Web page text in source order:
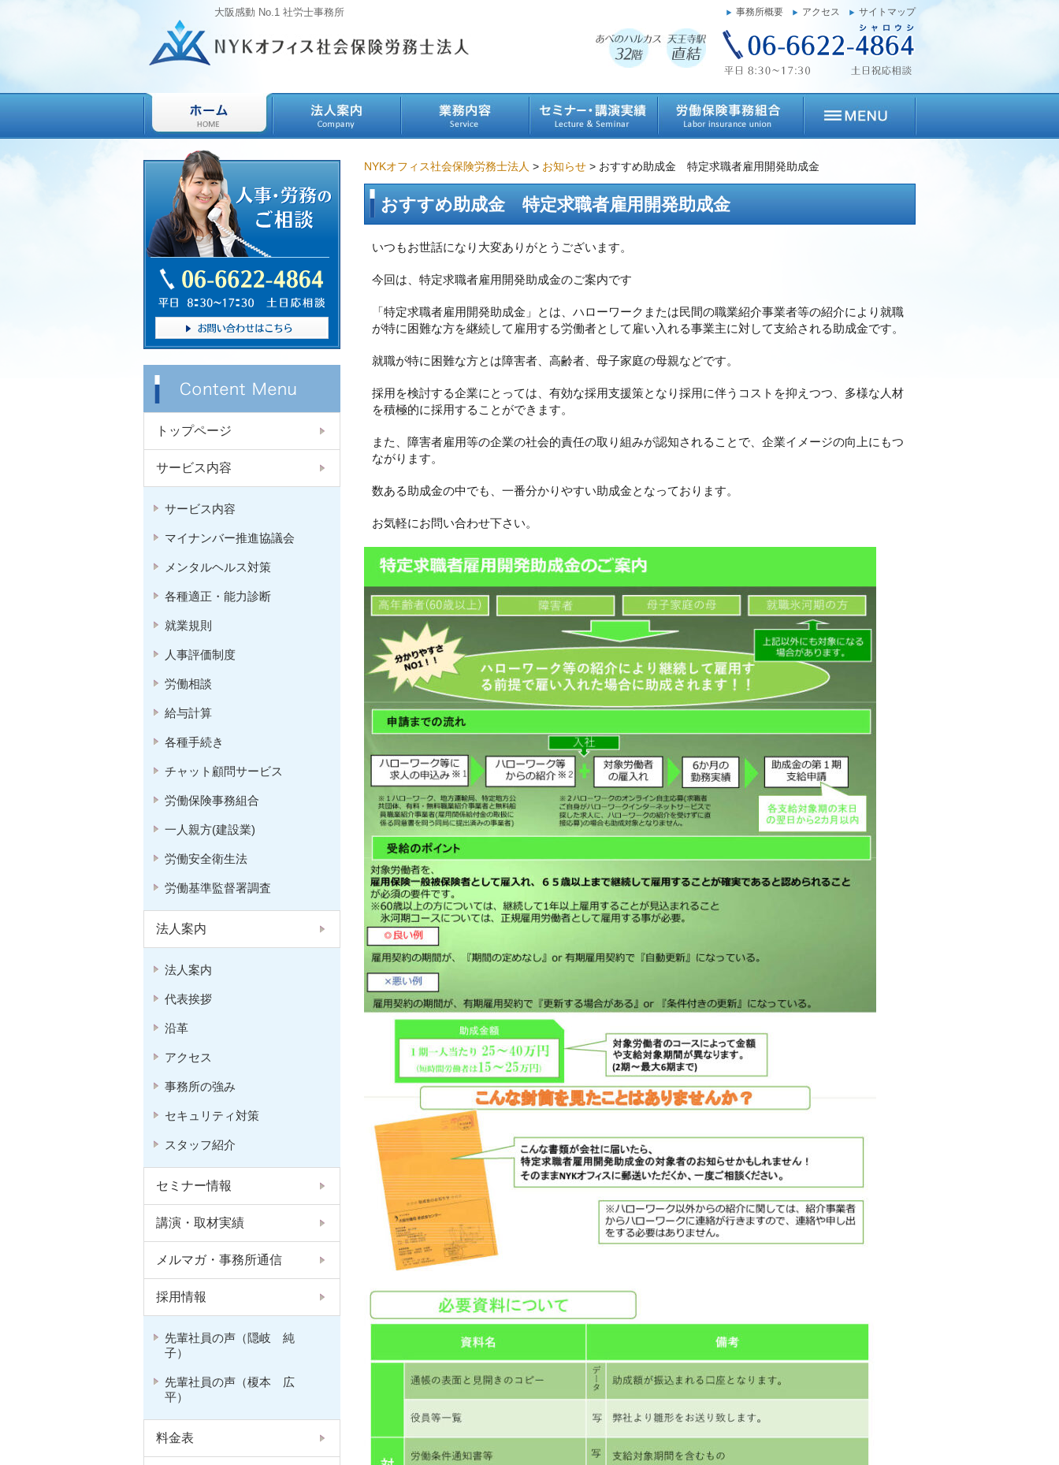
大阪感動 No.1 社労士事務所 サイトマップ
アクセス
事務所概要
NYKオフィス社会保険労務士法人 > お知らせ > おすすめ助成金 特定求職者雇用開発助成金
おすすめ助成金 特定求職者雇用開発助成金
いつもお世話になり大変ありがとうございます。
今回は、特定求職者雇用開発助成金のご案内です
「特定求職者雇用開発助成金」とは、ハローワークまたは民間の職業紹介事業者等の紹介により就職
が特に困難な方を継続して雇用する労働者として雇い入れる事業主に対して支給される助成金です。
就職が特に困難な方とは障害者、高齢者、母子家庭の母親などです。
採用を検討する企業にとっては、有効な採用支援策となり採用に伴うコストを抑えつつ、多様な人材
を積極的に採用することができます。
また、障害者雇用等の企業の社会的責任の取り組みが認知されることで、企業イメージの向上にもつ
ながります。
数ある助成金の中でも、一番分かりやすい助成金となっております。
お気軽にお問い合わせ下さい。
トップページ
サービス内容
サービス内容
マイナンバー推進協議会
メンタルヘルス対策
各種適正・能力診断
就業規則
人事評価制度
労働相談
給与計算
各種手続き
チャット顧問サービス
労働保険事務組合
一人親方(建設業)
労働安全衛生法
労働基準監督署調査
法人案内
法人案内
代表挨拶
沿革
アクセス
事務所の強み
セキュリティ対策
スタッフ紹介
セミナー情報
講演・取材実績
メルマガ・事務所通信
採用情報
先輩社員の声（隠岐 純
子）
先輩社員の声（榎本 広
平）
料金表